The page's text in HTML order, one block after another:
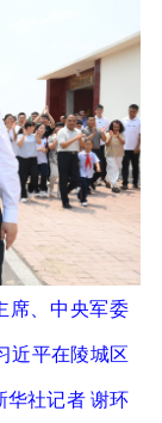
席、中央军委
近平在陵城区
华社记者 谢环